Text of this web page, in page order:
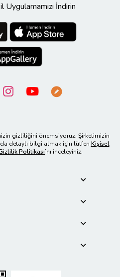
İndirin
gizliliğini önemsiyoruz. Şirketimizin
detaylı bilgi almak için lütfen Kişisel
Politikası’nı inceleyiniz.